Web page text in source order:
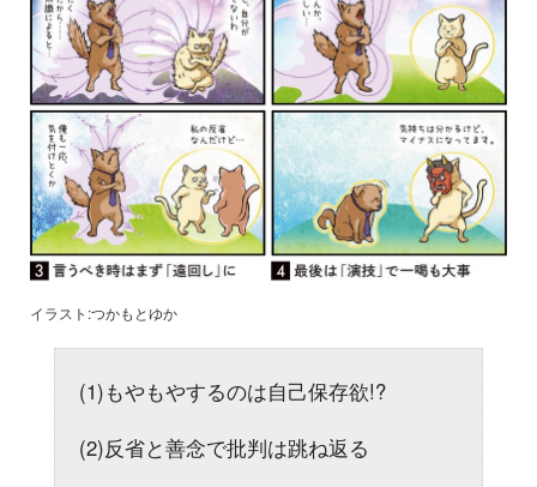
イラスト:つかもとゆか
(1)もやもやするのは自己保存欲!?
(2)反省と善念で批判は跳ね返る